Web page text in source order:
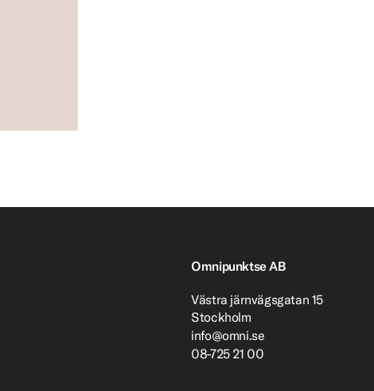
Omnipunktse AB
Västra järnvägsgatan 15
Stockholm
info@omni.se
08-725 21 00